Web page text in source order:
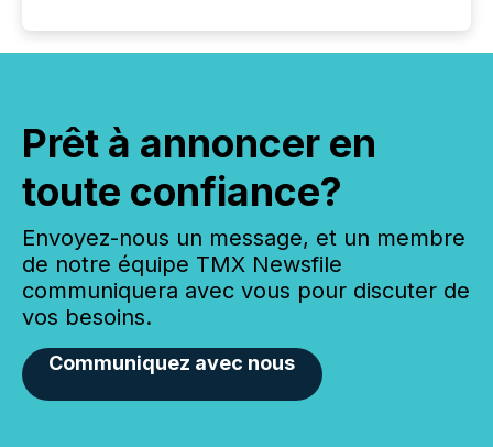
Prêt à annoncer en
toute confiance?
Envoyez-nous un message, et un membre
de notre équipe TMX Newsfile
communiquera avec vous pour discuter de
vos besoins.
Communiquez avec nous